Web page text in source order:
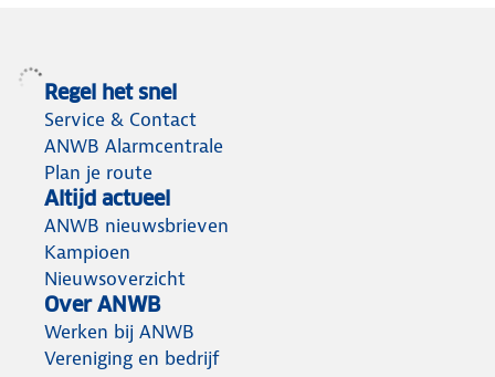
Regel het snel
Service & Contact
ANWB Alarmcentrale
Plan je route
Altijd actueel
ANWB nieuwsbrieven
Kampioen
Nieuwsoverzicht
Over ANWB
Werken bij ANWB
Vereniging en bedrijf